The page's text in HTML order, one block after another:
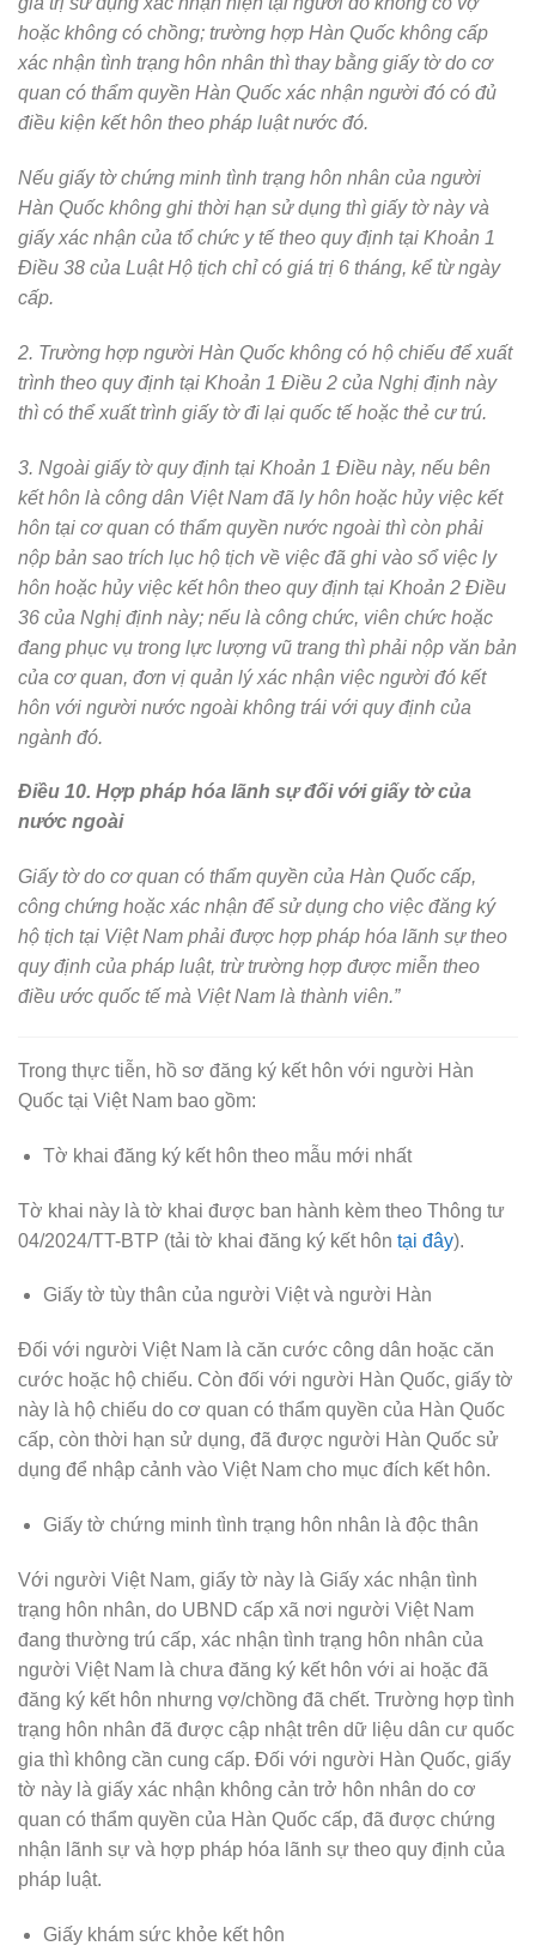
hoặc không có chồng; trường hợp Hàn Quốc không cấp
xác nhận tình trạng hôn nhân thì thay bằng giấy tờ do cơ
quan có thẩm quyền Hàn Quốc xác nhận người đó có đủ
điều kiện kết hôn theo pháp luật nước đó.
Nếu giấy tờ chứng minh tình trạng hôn nhân của người
Hàn Quốc không ghi thời hạn sử dụng thì giấy tờ này và
giấy xác nhận của tổ chức y tế theo quy định tại Khoản 1
Điều 38 của Luật Hộ tịch chỉ có giá trị 6 tháng, kể từ ngày
cấp.
2. Trường hợp người Hàn Quốc không có hộ chiếu để xuất
trình theo quy định tại Khoản 1 Điều 2 của Nghị định này
thì có thể xuất trình giấy tờ đi lại quốc tế hoặc thẻ cư trú.
3. Ngoài giấy tờ quy định tại Khoản 1 Điều này, nếu bên
kết hôn là công dân Việt Nam đã ly hôn hoặc hủy việc kết
hôn tại cơ quan có thẩm quyền nước ngoài thì còn phải
nộp bản sao trích lục hộ tịch về việc đã ghi vào sổ việc ly
hôn hoặc hủy việc kết hôn theo quy định tại Khoản 2 Điều
36 của Nghị định này; nếu là công chức, viên chức hoặc
đang phục vụ trong lực lượng vũ trang thì phải nộp văn bản
của cơ quan, đơn vị quản lý xác nhận việc người đó kết
hôn với người nước ngoài không trái với quy định của
ngành đó.
Điều 10. Hợp pháp hóa lãnh sự đối với giấy tờ của
nước ngoài
Giấy tờ do cơ quan có thẩm quyền của Hàn Quốc cấp,
công chứng hoặc xác nhận để sử dụng cho việc đăng ký
hộ tịch tại Việt Nam phải được hợp pháp hóa lãnh sự theo
quy định của pháp luật, trừ trường hợp được miễn theo
điều ước quốc tế mà Việt Nam là thành viên.”
Trong thực tiễn, hồ sơ đăng ký kết hôn với người Hàn
Quốc tại Việt Nam bao gồm:
Tờ khai đăng ký kết hôn theo mẫu mới nhất
Tờ khai này là tờ khai được ban hành kèm theo Thông tư
04/2024/TT-BTP (tải tờ khai đăng ký kết hôn tại đây).
Giấy tờ tùy thân của người Việt và người Hàn
Đối với người Việt Nam là căn cước công dân hoặc căn
cước hoặc hộ chiếu. Còn đối với người Hàn Quốc, giấy tờ
này là hộ chiếu do cơ quan có thẩm quyền của Hàn Quốc
cấp, còn thời hạn sử dụng, đã được người Hàn Quốc sử
dụng để nhập cảnh vào Việt Nam cho mục đích kết hôn.
Giấy tờ chứng minh tình trạng hôn nhân là độc thân
Với người Việt Nam, giấy tờ này là Giấy xác nhận tình
trạng hôn nhân, do UBND cấp xã nơi người Việt Nam
đang thường trú cấp, xác nhận tình trạng hôn nhân của
người Việt Nam là chưa đăng ký kết hôn với ai hoặc đã
đăng ký kết hôn nhưng vợ/chồng đã chết. Trường hợp tình
trạng hôn nhân đã được cập nhật trên dữ liệu dân cư quốc
gia thì không cần cung cấp. Đối với người Hàn Quốc, giấy
tờ này là giấy xác nhận không cản trở hôn nhân do cơ
quan có thẩm quyền của Hàn Quốc cấp, đã được chứng
nhận lãnh sự và hợp pháp hóa lãnh sự theo quy định của
pháp luật.
Giấy khám sức khỏe kết hôn